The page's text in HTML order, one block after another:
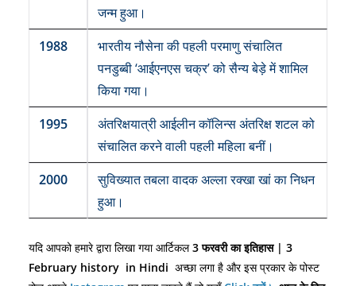
जन्म हुआ।
1988
भारतीय नौसेना की पहली परमाणु संचालित
पनडुब्बी ‘आईएनएस चक्र’ को सैन्य बेड़े में शामिल
किया गया।
1995
अंत​रिक्षयात्री आईलीन कॉलिन्स अंतरिक्ष शटल को
संचालित करने वाली पहली महिला बनीं।
2000
सुविख्यात तबला वादक अल्ला रक्खा खां का निधन
हुआ।
यदि आपको हमारे द्वारा लिखा गया आर्टिकल3फरवरी का इतिहास | 3
February history in Hindi अच्छा लगा है और इस प्रकार के पोस्ट